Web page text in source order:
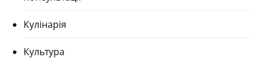
Кулінарія
Культура